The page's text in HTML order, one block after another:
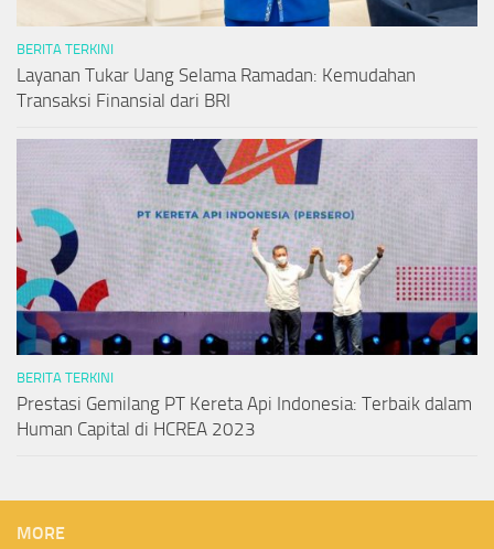
BERITA TERKINI
Layanan Tukar Uang Selama Ramadan: Kemudahan
Transaksi Finansial dari BRI
BERITA TERKINI
Prestasi Gemilang PT Kereta Api Indonesia: Terbaik dalam
Human Capital di HCREA 2023
MORE